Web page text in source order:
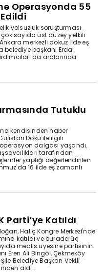
Operasyonda 55
yolsuzluk soruşturması
sayıda üst düzey yetkili
merkezli dokuz ilde eş
başkanı Erdal
da aralarında
Tutuklu
kendisinden haber
Doku ile ilgili
dalgası yaşandı.
tarafından
yaptığı değerlendirilen
16 ilde eş zamanlı
Parti’ye Katıldı
Haliç Kongre Merkezi'nde
katıldı ve burada üç
meclis üyesine partisinin
Eren Ali Bingöl, Çekmeköy
Belediye Başkan Vekili
aldı.